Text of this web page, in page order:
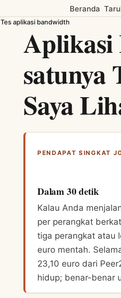
Beranda
Tes aplikasi bandwidth
Aplikasi
satunya
Saya
PENDAPAT SINGKAT
Dalam 30 detik
Kalau Anda
per perangkat
tiga perangkat atau
euro mentah.
23,10 euro dari
hidup; benar-benar